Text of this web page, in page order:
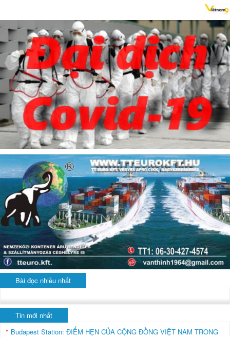
Bài đọc nhiều nhất
Tin mới nhất
Budapest Station: ĐIỂM HẸN CỦA CỘNG ĐỒNG VIỆT NAM TRONG